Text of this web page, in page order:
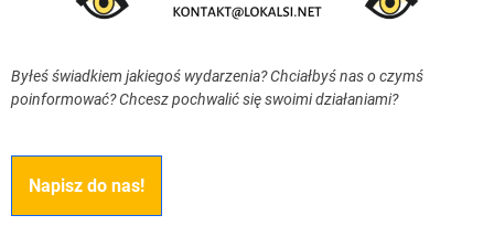
Byłeś świadkiem jakiegoś wydarzenia? Chciałbyś nas o czymś
poinformować? Chcesz pochwalić się swoimi działaniami?
Napisz do nas!